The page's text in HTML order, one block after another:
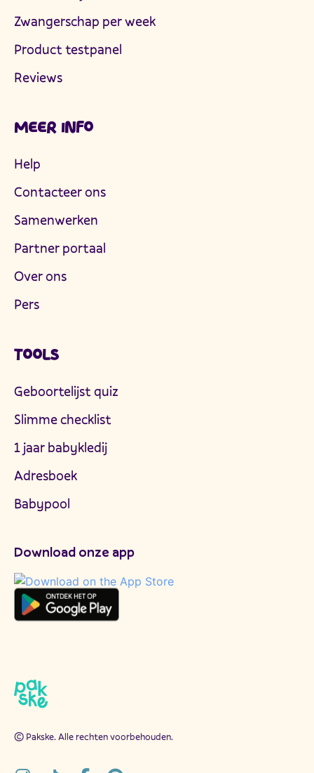
Zwangerschap per week
Product testpanel
Reviews
MEER INFO
Help
Contacteer ons
Samenwerken
Partner portaal
Over ons
Pers
TOOLS
Geboortelijst quiz
Slimme checklist
1 jaar babykledij
Adresboek
Babypool
Download onze app
© Pakske. Alle rechten voorbehouden.